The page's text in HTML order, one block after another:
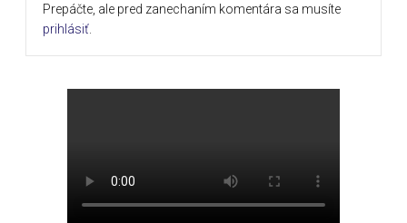
Prepáčte, ale pred zanechaním komentára sa musíte
prihlásiť